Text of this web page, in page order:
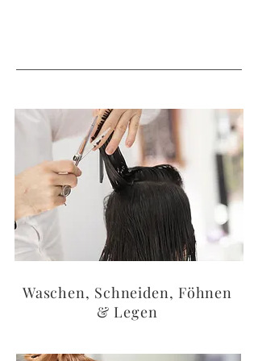
Waschen, Schneiden, Föhnen
& Legen